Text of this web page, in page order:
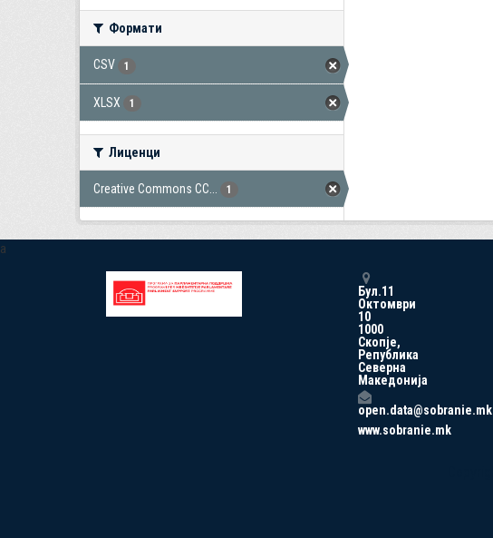
Формати
CSV 1
XLSX 1
Лиценци
Creative Commons CC... 1
a
Бул.11
Октомври
10
1000
Скопје,
Република
Северна
Македонија
open.data@sobranie.mk
www.sobranie.mk